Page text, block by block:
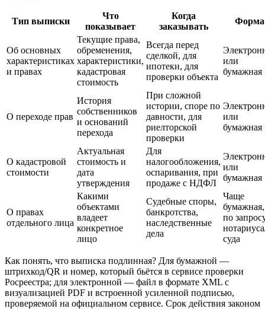
Тип выписки
Что
показывает
Когда
заказывать
Форма
Об основных
характеристиках
и правах
Текущие права,
обременения,
характеристики,
кадастровая
стоимость
Всегда перед
сделкой, для
ипотеки, для
проверки объекта
или
бумажная
О переходе прав
История
собственников
и оснований
перехода
При сложной
истории, споре по
давности, для
риелторской
проверки
или
бумажная
О кадастровой
стоимости
Актуальная
стоимость и
дата
утверждения
Для
налогообложения,
оспаривания, при
продаже с НДФЛ
или
бумажная
О правах
отдельного лица
Какими
объектами
владеет
конкретное
лицо
Судебные споры,
банкротства,
наследственные
дела
Чаще
бумажная,
по
суда
Как понять, что выписка подлинная? Для бумажной —
штрихкод/QR и номер, который бьётся в сервисе проверки
Росреестра; для электронной — файл в формате XML с
визуализацией PDF и встроенной усиленной подписью,
проверяемой на официальном сервисе. Срок действия законом